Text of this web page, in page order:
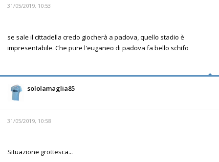
31/05/2019, 10:53
se sale il cittadella credo giocherà a padova, quello stadio è
impresentabile. Che pure l'euganeo di padova fa bello schifo
sololamaglia85
31/05/2019, 10:58
Situazione grottesca...